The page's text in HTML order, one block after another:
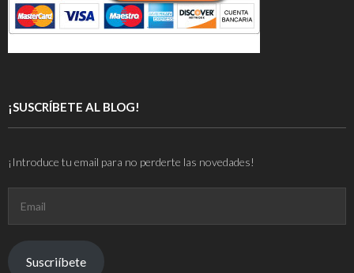
¡SUSCRÍBETE AL BLOG!
¡Introduce tu email para no perderte las novedades!
Suscriíbete